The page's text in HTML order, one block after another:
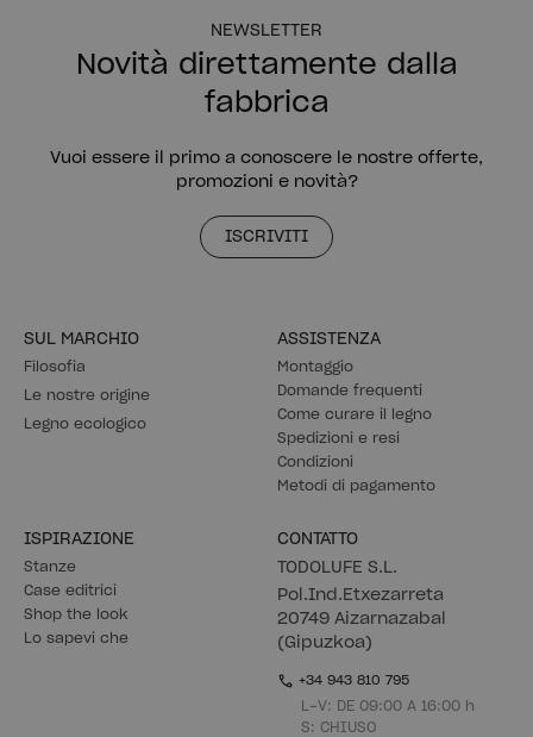
NEWSLETTER
Novità direttamente dalla
fabbrica
Vuoi essere il primo a conoscere le nostre offerte,
promozioni e novità?
ISCRIVITI
SUL MARCHIO
Filosofia
Le nostre origine
Legno ecologico
ASSISTENZA
Montaggio
Domande frequenti
Come curare il legno
Spedizioni e resi
Condizioni
Metodi di pagamento
ISPIRAZIONE
Stanze
Case editrici
Shop the look
Lo sapevi che
CONTATTO
TODOLUFE S.L.
Pol.Ind.Etxezarreta
20749 Aizarnazabal
(Gipuzkoa)
+34 943 810 795
L-V: DE 09:00 A 16:00 h
S: CHIUSO